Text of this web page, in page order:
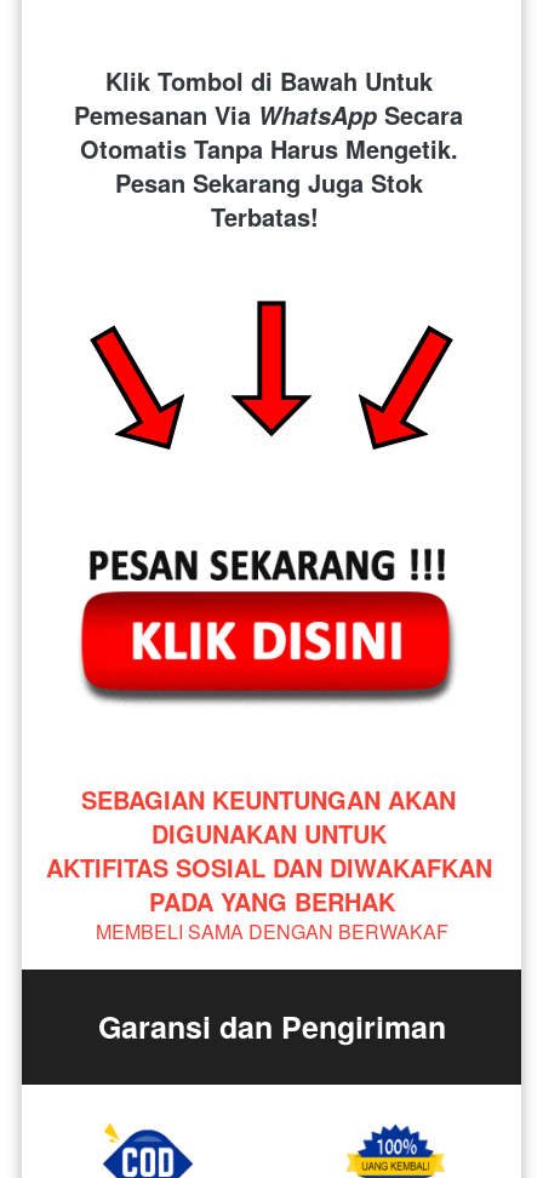
Klik Tombol di Bawah Untuk
Pemesanan Via WhatsApp Secara
Otomatis Tanpa Harus Mengetik.
Pesan Sekarang Juga Stok
Terbatas!
SEBAGIAN KEUNTUNGAN AKAN
DIGUNAKAN UNTUK
AKTIFITAS SOSIAL DAN DIWAKAFKAN
PADA YANG BERHAK
MEMBELI SAMA DENGAN BERWAKAF
Garansi dan Pengiriman